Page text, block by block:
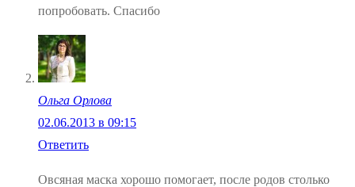
попробовать. Спасибо
Ольга Орлова
02.06.2013 в 09:15
Ответить
Овсяная маска хорошо помогает, после родов столько